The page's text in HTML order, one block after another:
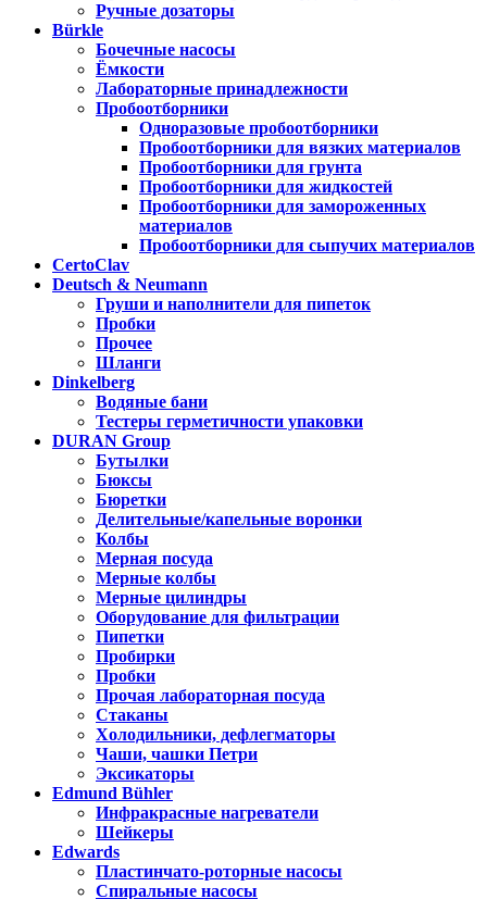
Ручные дозаторы
Bürkle
Бочечные насосы
Ёмкости
Лабораторные принадлежности
Пробоотборники
Одноразовые пробоотборники
Пробоотборники для вязких материалов
Пробоотборники для грунта
Пробоотборники для жидкостей
Пробоотборники для замороженных
материалов
Пробоотборники для сыпучих материалов
CertoClav
Deutsch & Neumann
Груши и наполнители для пипеток
Пробки
Прочее
Шланги
Dinkelberg
Водяные бани
Тестеры герметичности упаковки
DURAN Group
Бутылки
Бюксы
Бюретки
Делительные/капельные воронки
Колбы
Мерная посуда
Мерные колбы
Мерные цилиндры
Оборудование для фильтрации
Пипетки
Пробирки
Пробки
Прочая лабораторная посуда
Стаканы
Холодильники, дефлегматоры
Чаши, чашки Петри
Эксикаторы
Edmund Bühler
Инфракрасные нагреватели
Шейкеры
Edwards
Пластинчато-роторные насосы
Спиральные насосы